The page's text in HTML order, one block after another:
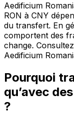
Aedificium
RON à CNY
du transfert. En
comportent des
change.
Aedificium
Pourquoi
qu’avec
?